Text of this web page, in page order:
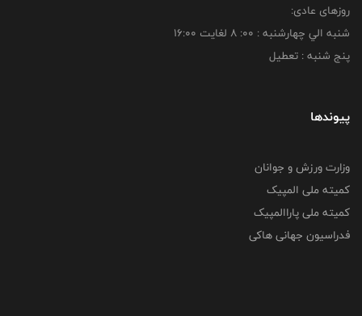
روزهای عادی:
شنبه الي چهارشنبه : 00: 8 لغايت 16:00
پنج شنبه : تعطیل
پیوندها
وزارت ورزش و جوانان
کمیته ملی المپیک
کمیته ملی پاراالمپیک
فدراسیون جهانی هاکی